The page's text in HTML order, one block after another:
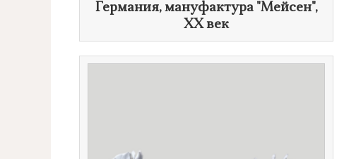
Германия, мануфактура "Мейсен",
XX век